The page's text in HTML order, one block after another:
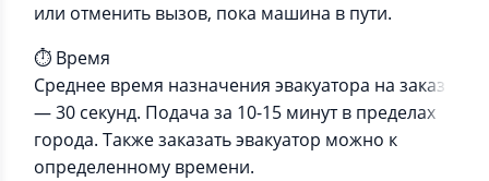
или отменить вызов, пока машина в пути.
⏱ Время
Среднее время назначения эвакуатора на заказ
— 30 секунд. Подача за 10-15 минут в пределах
города. Также заказать эвакуатор можно к
определенному времени.